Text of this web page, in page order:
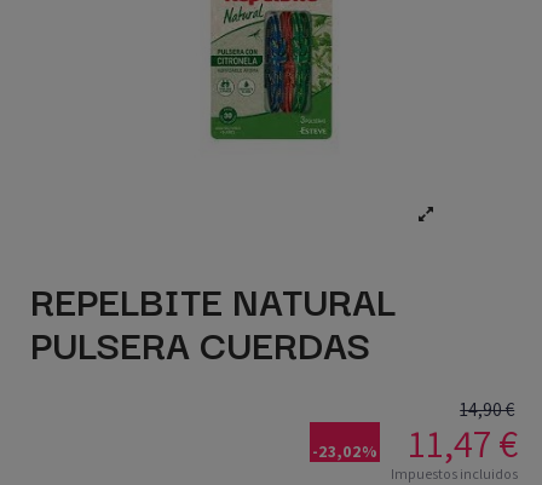
REPELBITE NATURAL
PULSERA CUERDAS
14,90 €
-23,02% 11,47 €
Impuestos incluidos